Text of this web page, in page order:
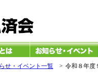
せ・イベント一覧> 令和８年度